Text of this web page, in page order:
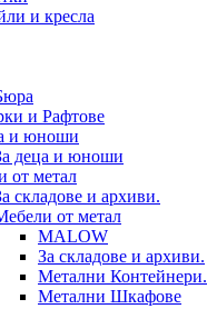
и кресла
и Рафтове
и юноши
деца и юноши
от метал
складове и архиви.
от метал
MALOW
За складове и архиви.
Метални Контейнери.
Метални Шкафове